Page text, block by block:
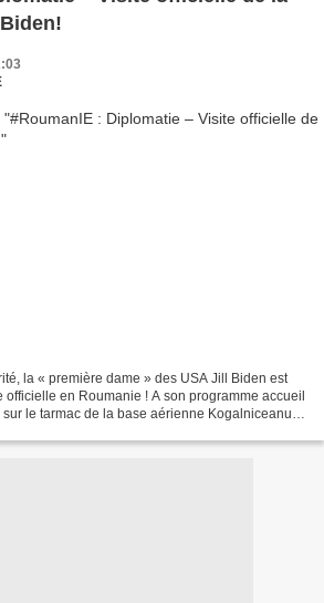
la « première dame » des USA Jill Biden est
officielle en Roumanie ! A son programme accueil
sur le tarmac de la base aérienne Kogalniceanu.